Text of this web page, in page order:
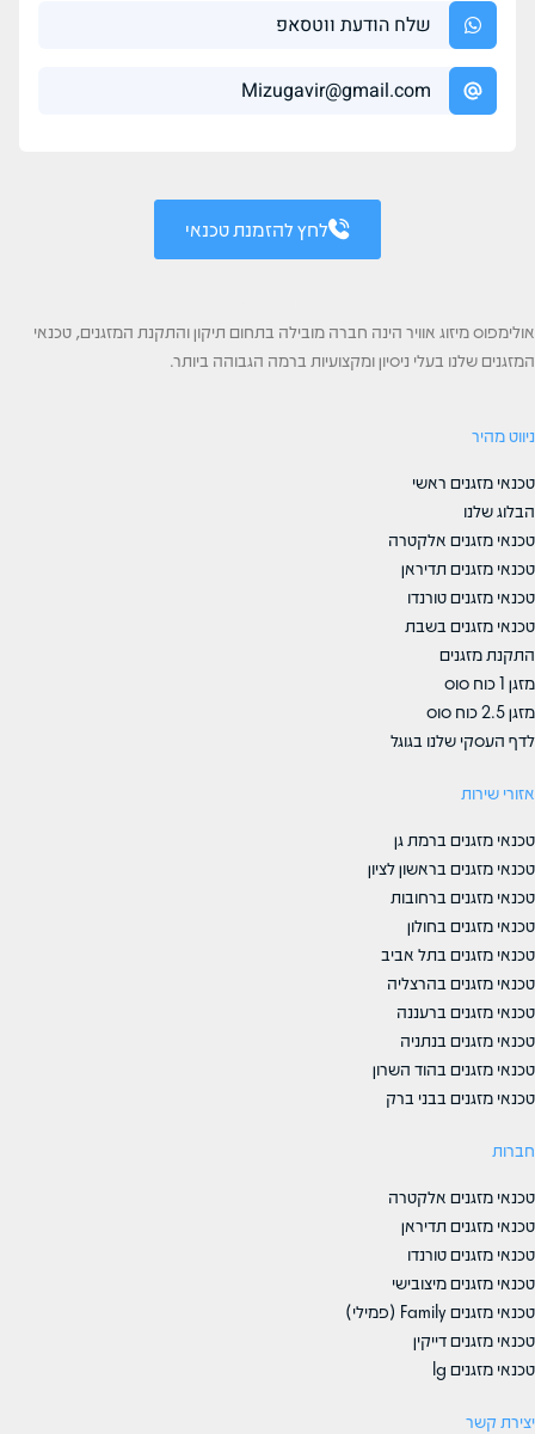
שלח הודעת ווטסאפ
Mizugavir@gmail.com
לחץ להזמנת טכנאי
אולימפוס מיזוג אוויר הינה חברה מובילה בתחום תיקון והתקנת המזגנים, טכנאי
המזגנים שלנו בעלי ניסיון ומקצועיות ברמה הגבוהה ביותר.
ניווט מהיר
טכנאי מזגנים ראשי
הבלוג שלנו
טכנאי מזגנים אלקטרה
טכנאי מזגנים תדיראן
טכנאי מזגנים טורנדו
טכנאי מזגנים בשבת
התקנת מזגנים
מזגן 1 כוח סוס
מזגן 2.5 כוח סוס
לדף העסקי שלנו בגוגל
אזורי שירות
טכנאי מזגנים ברמת גן
טכנאי מזגנים בראשון לציון
טכנאי מזגנים ברחובות
טכנאי מזגנים בחולון
טכנאי מזגנים בתל אביב
טכנאי מזגנים בהרצליה
טכנאי מזגנים ברעננה
טכנאי מזגנים בנתניה
טכנאי מזגנים בהוד השרון
טכנאי מזגנים בבני ברק
חברות
טכנאי מזגנים אלקטרה
טכנאי מזגנים תדיראן
טכנאי מזגנים טורנדו
טכנאי מזגנים מיצובישי
טכנאי מזגנים Family (פמילי)
טכנאי מזגנים דייקין
טכנאי מזגנים lg
יצירת קשר​